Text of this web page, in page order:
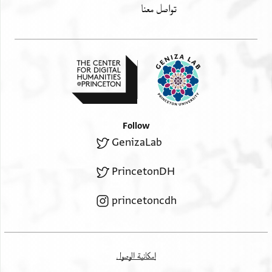
יכצו אהלהם אפצל אלסאם אלגזיל ושל[ום הדרתו יגדל
تواصل معنا
Follow
GenizaLab
PrincetonDH
princetoncdh
إمكانية الوصول